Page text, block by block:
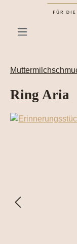
Ring Aria
Bildergalerie